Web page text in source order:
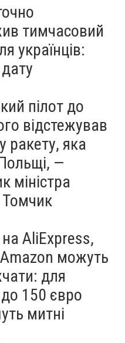
тимчасовий
українців:
пілот до
відстежував
ракету, яка
—
міністра
AliExpress,
можуть
для
150 євро
митні